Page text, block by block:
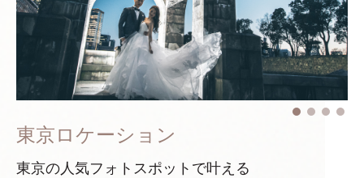
東京ロケーション
東京の人気フォトスポットで叶える